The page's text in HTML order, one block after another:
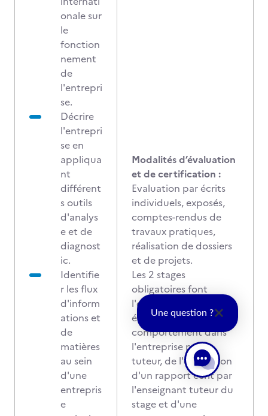
onale sur
le
fonction
nement
de
l'entrepri
se.
Décrire
l'entrepri
se en
appliqua
nt
différent
s outils
d'analys
e et de
diagnost
ic.
Identifie
r les flux
d'inform
ations et
de
matières
au sein
d'une
entrepris
e
Modalités d’évaluation
et de certification :
Evaluation par écrits
individuels, exposés,
comptes-rendus de
travaux pratiques,
réalisation de dossiers
et de projets.
Les 2 stages
obligatoires font
l'objet d'une
évaluation du
comportement dans
l'entreprise par le
tuteur, de l'évaluation
d'un rapport écrit par
l'enseignant tuteur du
stage et d'une
Une question ?